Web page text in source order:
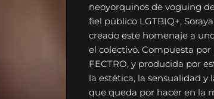
RADIOSHOW
Noticias
Opinión
Entrevistas
neoyorquinos de voguing
fiel público LGTBIQ+,
creado este homenaje a
el colectivo. Compuesta por
FECTRO, y producida por
la estética, la sensualidad y
que queda por hacer en la